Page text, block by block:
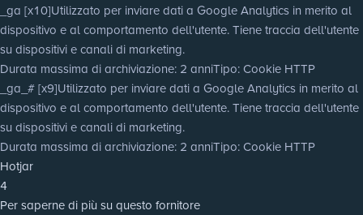
_ga [x10]Utilizzato per inviare dati a Google Analytics in merito al
dispositivo e al comportamento dell'utente. Tiene traccia dell'utente
su dispositivi e canali di marketing.
Durata massima di archiviazione: 2 anniTipo: Cookie HTTP
_ga_# [x9]Utilizzato per inviare dati a Google Analytics in merito al
dispositivo e al comportamento dell'utente. Tiene traccia dell'utente
su dispositivi e canali di marketing.
Durata massima di archiviazione: 2 anniTipo: Cookie HTTP
Hotjar
4
Per saperne di più su questo fornitore